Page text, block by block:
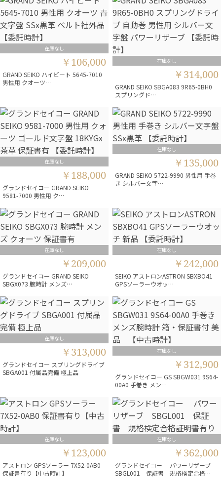
在庫なし
￥106,000
GRAND SEIKO ハイビート 5645-7010
男性用 クオーツ…
在庫なし
￥314,000
GRAND SEIKO SBGA083 9R65-0BH0
スプリングド…
在庫なし
￥188,000
グランドセイコー GRAND SEIKO
9581-7000 男性用 ク…
在庫なし
￥135,000
GRAND SEIKO 5722-9990 男性用 手巻
き シルバー文字…
在庫なし
￥209,000
グランドセイコー GRAND SEIKO
SBGX073 腕時計 メンズ…
在庫なし
￥242,000
SEIKO アストロンASTRON SBXBO41
GPSソーラーウオッ…
在庫なし
￥313,000
グランドセイコー スプリングドライブ
SBGA001 付属品完備 極上品
在庫なし
￥312,900
グランドセイコー GS SBGW031 9S64-
00A0 手巻き メン…
在庫なし
￥123,000
アストロン GPSソーラー 7X52-0AB0
保証書有り【中古時計】
在庫なし
￥362,000
グランドセイコー パワーリザーブ
SBGL001 保証書 規格検定合格…